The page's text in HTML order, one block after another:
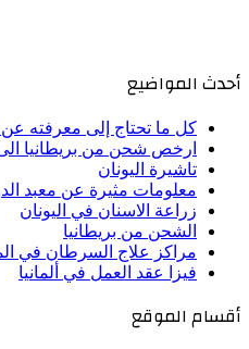
أحدث المواضيع
كل ما تحتاج إلى معرفته عن
ارخص شحن من بريطانيا
تاشيرة اليونان
معلومات مثيرة عن معبد
زراعة الاسنان في اليونان
الشحن من بريطانيا
مراكز علاج السرطان في
فيزا عقد العمل في ألمانيا
أقسام الموقع